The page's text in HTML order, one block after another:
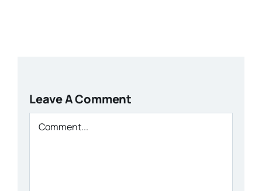
Leave A Comment
Comment